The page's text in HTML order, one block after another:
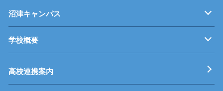
キャンパス紹介
機械・制御技術科
電気技術科
建築設備科
沼津キャンパス
キャンパス紹介
機械・生産技術科
電子情報技術科
情報技術科
学校概要
基本理念
校長挨拶
すうじでみる静岡県立工科短期大学校
工科短大評価委員会
高校連携案内